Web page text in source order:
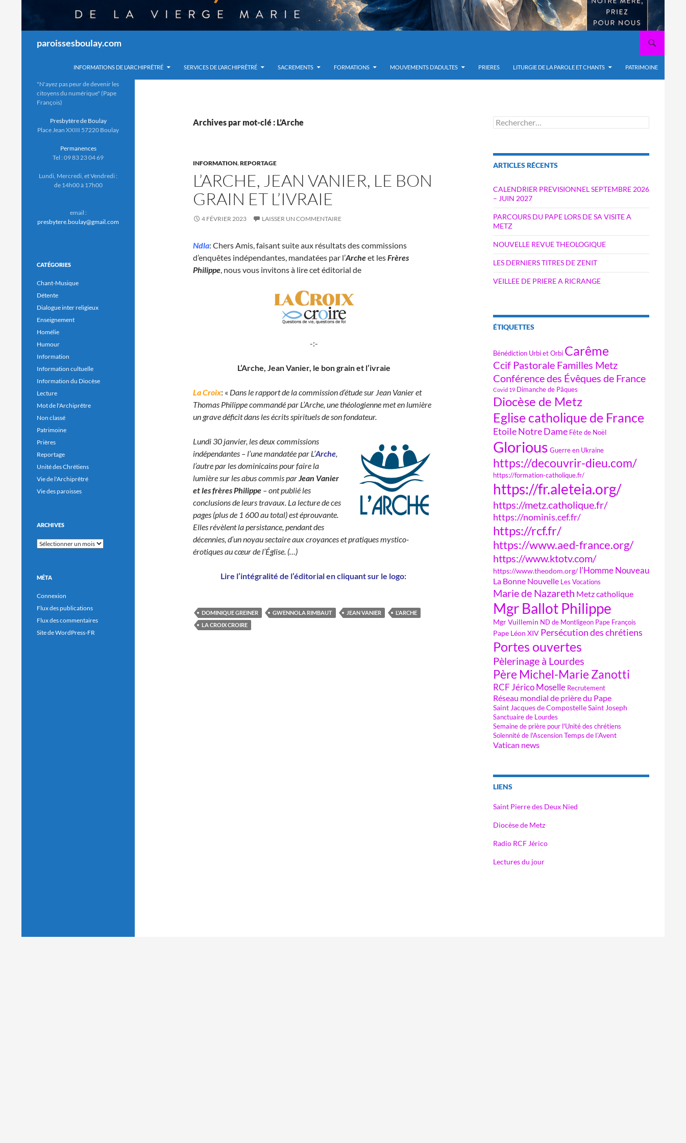
paroissesboulay.com
INFORMATIONS DE L’ARCHIPRÊTRÉ SERVICES DE L’ARCHIPRÊTRÉ SACREMENTS FORMATIONS MOUVEMENTS D’ADULTES PRIERES LITURGIE DE LA PAROLE ET CHANTS PATRIMOINE
Archives par mot-clé : L’Arche
INFORMATION,REPORTAGE
L’ARCHE, JEAN VANIER, LE BON
GRAIN ET L’IVRAIE
4 FÉVRIER 2023 LAISSER UN COMMENTAIRE
Ndla: Chers Amis, faisant suite aux résultats des commissions
d’enquêtes indépendantes, mandatées par l’Archeet lesFrères
Philippe, nous vous invitons à lire cet éditorial de
-:-
L’Arche, Jean Vanier, le bon grain et l’ivraie
La Croix: « Dans le rapport de la commission d’étude sur Jean Vanier et
Thomas Philippe commandé par L’Arche, une théologienne met en lumière
un grave déficit dans les écrits spirituels de son fondateur.
Lundi 30 janvier, les deux commissions
indépendantes – l’une mandatée par L’Arche,
l’autre par les dominicains pour faire la
lumière sur les abus commis parJean Vanier
et les frères Philippe – ont publié les
conclusions de leurs travaux. La lecture de ces
pages (plus de 1 600 au total) est éprouvante.
Elles révèlent la persistance, pendant des
décennies, d’un noyau sectaire aux croyances et pratiques mystico-
érotiques au cœur de l’Église. (…)
Lire l’intégralité de l’éditorial en cliquant sur le logo:
DOMINIQUE GREINER GWENNOLA RIMBAUT JEAN VANIER
L'ARCHE
LA CROIX CROIRE
Rechercher :
ARTICLES RÉCENTS
CALENDRIER PREVISIONNEL SEPTEMBRE 2026
– JUIN 2027
PARCOURS DU PAPE LORS DE SA VISITE A
METZ
NOUVELLE REVUE THEOLOGIQUE
LES DERNIERS TITRES DE ZENIT
VEILLEE DE PRIERE A RICRANGE
ÉTIQUETTES
Bénédiction Urbi et Orbi Carême
Ccif Pastorale Familles Metz
Conférence des Évêques de France
Covid 19 Dimanche de Pâques
Diocèse de Metz
Eglise catholique de France
Etoile Notre Dame Fête de Noël
Glorious Guerre en Ukraine
https://decouvrir-dieu.com/
https://formation-catholique.fr/
https://fr.aleteia.org/
https://metz.catholique.fr/
https://nominis.cef.fr/
https://rcf.fr/
https://www.aed-france.org/
https://www.ktotv.com/
https://www.theodom.org/ l'Homme Nouveau
La Bonne Nouvelle Les Vocations
Marie de Nazareth Metz catholique
Mgr Ballot Philippe
Mgr Vuillemin ND de Montligeon Pape François
Pape Léon XIV Persécution des chrétiens
Portes ouvertes
Pèlerinage à Lourdes
Père Michel-Marie Zanotti
RCF Jérico Moselle Recrutement
Réseau mondial de prière du Pape
Saint Jacques de CompostelleSaint Joseph
Sanctuaire de Lourdes
Semaine de prière pour l'Unité des chrétiens
Solennité de l'AscensionTemps de l'Avent
Vatican news
LIENS
Saint Pierre des Deux Nied
Diocèse de Metz
Radio RCF Jérico
Lectures du jour
"N'ayez pas peur de devenir les
citoyens du numérique" (Pape
François)
Presbytère de Boulay
Place Jean XXIII 57220 Boulay
Permanences
Tel : 09 83 23 04 69
Lundi, Mercredi, et Vendredi :
de 14h00 à 17h00
email :
presbytere.boulay@gmail.com
CATÉGORIES
Chant-Musique
Détente
Dialogue inter religieux
Enseignement
Homélie
Humour
Information
Information cultuelle
Information du Diocèse
Lecture
Mot de l'Archiprêtre
Non classé
Patrimoine
Prières
Reportage
Unité des Chrétiens
Vie de l'Archiprêtré
Vie des paroisses
ARCHIVES
Archives
MÉTA
Connexion
Flux des publications
Flux des commentaires
Site de WordPress-FR